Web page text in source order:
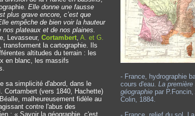
Elle donne une fausse
plus grave encore, c’est que
empêche de bien voir la hauteur
nos plateaux et de nos plaines.
Levasseur, Cortambert, A. et G.
la cartographie. Ils
altitudes du terrain : les
en blanc, les massifs
sa simplicité d'abord, dans le
Cortambert (vers 1840, Hachette)
malheureusement fidèle au
contre l'abus des
: « Savoir la géographie, c'est
- France, hydrographie
cours d'eau. La première
géographie par P.Foncin,
Colin, 1884.